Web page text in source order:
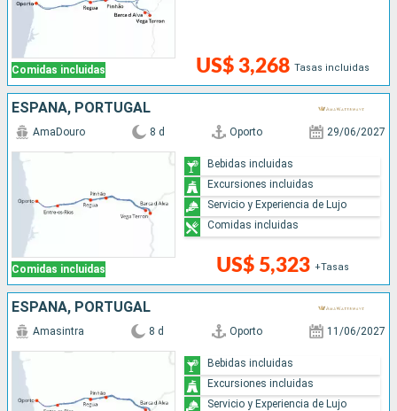
Comidas incluidas US$ 3,268 Tasas incluidas
ESPAÑA, PORTUGAL
Comidas incluidas
AmaDouro 8 d Oporto 29/06/2027
US$ 5,323 +Tasas
Bebidas incluidas
Excursiones incluidas
Servicio y Experiencia de Lujo
Comidas incluidas
ESPAÑA, PORTUGAL
Amasintra 8 d Oporto 11/06/2027
Bebidas incluidas
Excursiones incluidas
Servicio y Experiencia de Lujo